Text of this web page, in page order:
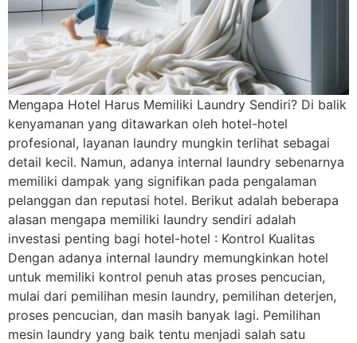
Mengapa Hotel Harus Memiliki Laundry Sendiri? Di balik
kenyamanan yang ditawarkan oleh hotel-hotel
profesional, layanan laundry mungkin terlihat sebagai
detail kecil. Namun, adanya internal laundry sebenarnya
memiliki dampak yang signifikan pada pengalaman
pelanggan dan reputasi hotel. Berikut adalah beberapa
alasan mengapa memiliki laundry sendiri adalah
investasi penting bagi hotel-hotel : Kontrol Kualitas
Dengan adanya internal laundry memungkinkan hotel
untuk memiliki kontrol penuh atas proses pencucian,
mulai dari pemilihan mesin laundry, pemilihan deterjen,
proses pencucian, dan masih banyak lagi. Pemilihan
mesin laundry yang baik tentu menjadi salah satu